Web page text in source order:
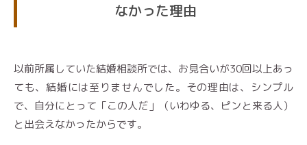
なかった理由
以前所属していた結婚相談所では、お見合いが30回以上あっ
ても、結婚には至りませんでした。その理由は、シンプル
で、自分にとって「この人だ」（いわゆる、ピンと来る人）
と出会えなかったからです。